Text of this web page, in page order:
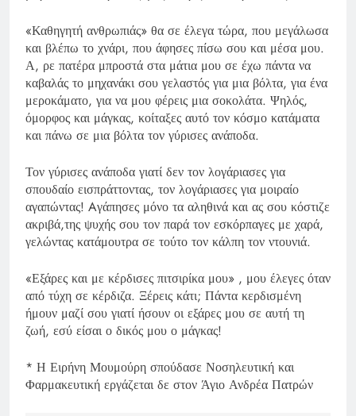
«Καθηγητή ανθρωπιάς» θα σε έλεγα τώρα, που μεγάλωσα
και βλέπω το χνάρι, που άφησες πίσω σου και μέσα μου.
Α, ρε πατέρα μπροστά στα μάτια μου σε έχω πάντα να
καβαλάς το μηχανάκι σου γελαστός για μια βόλτα, για ένα
μεροκάματο, για να μου φέρεις μια σοκολάτα. Ψηλός,
όμορφος και μάγκας, κοίταξες αυτό τον κόσμο κατάματα
και πάνω σε μια βόλτα τον γύρισες ανάποδα.
Τον γύρισες ανάποδα γιατί δεν τον λογάριασες για
σπουδαίο εισπράττοντας, τον λογάριασες για μοιραίο
αγαπώντας! Aγάπησες μόνο τα αληθινά και ας σου κόστιζε
ακριβά,της ψυχής σου τον παρά τον εσκόρπαγες με χαρά,
γελώντας κατάμουτρα σε τούτο τον κάλπη τον ντουνιά.
«Εξάρες και με κέρδισες πιτσιρίκα μου» , μου έλεγες όταν
από τύχη σε κέρδιζα. Ξέρεις κάτι; Πάντα κερδισμένη
ήμουν μαζί σου γιατί ήσουν οι εξάρες μου σε αυτή τη
ζωή, εσύ είσαι ο δικός μου ο μάγκας!
* Η Ειρήνη Μουμούρη σπούδασε Νοσηλευτική και
Φαρμακευτική εργάζεται δε στον Άγιο Ανδρέα Πατρών